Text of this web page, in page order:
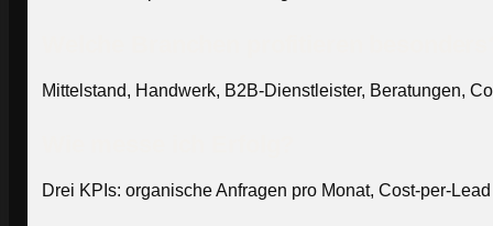
Mittelstand, Handwerk, B2B-Dienstleister, Beratungen,
Drei KPIs: organische Anfragen pro Monat, Cost-per-